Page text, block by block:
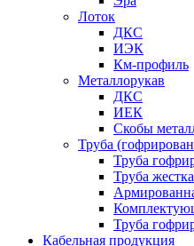
Лоток
ДКС
ИЭК
Км-профиль
Металлорукав
ДКС
ИЕК
Скобы
Труба
Труба
Труба
Труба
Кабельная продукция